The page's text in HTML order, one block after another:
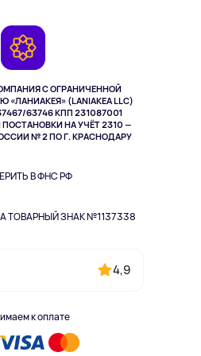
С ОГРАНИЧЕННОЙ
(LANIAKEA LLC)
63746 КПП 231087001
НА УЧЁТ 2310 —
№ 2 ПО Г. КРАСНОДАРУ
В ФНС РФ
ТОВАРНЫЙ ЗНАК №1137338
4,9
к оплате